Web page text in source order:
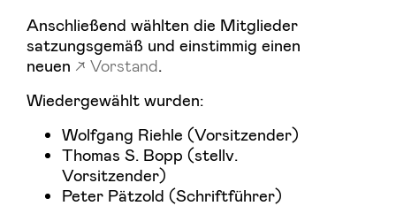
Anschließend wählten die Mitglieder
satzungsgemäß und einstimmig einen
neuen
Vorstand
Wiedergewählt wurden:
Wolfgang Riehle (Vorsitzender)
Thomas S. Bopp (stellv.
Vorsitzender)
Peter Pätzold (Schriftführer)